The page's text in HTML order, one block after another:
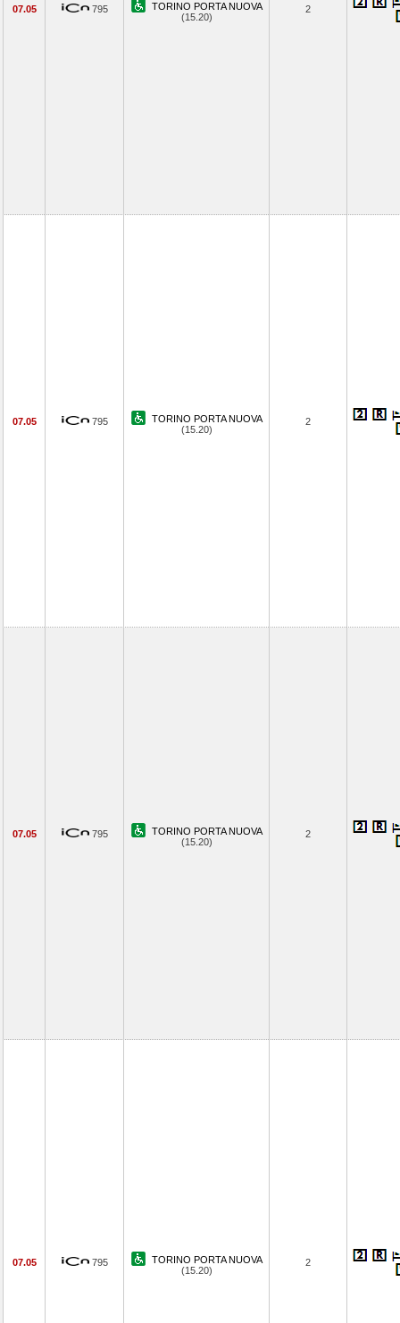
07.05 795
TORINO PORTA NUOVA
(15.20)
2
07.05 795
TORINO PORTA NUOVA
(15.20)
2
07.05 795
TORINO PORTA NUOVA
(15.20)
2
07.05 795
TORINO PORTA NUOVA
(15.20)
2